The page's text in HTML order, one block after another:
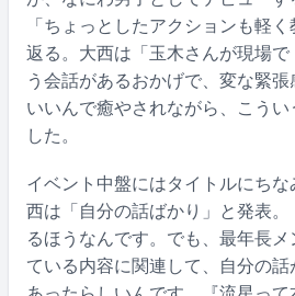
「ちょっとしたアクションも軽
返る。大西は「玉木さんが現場
う会話があるおかげで、変な緊
いいんで癒やされながら、こう
した。
イベント中盤にはタイトルにち
西は「自分の話ばかり」と発表
るほうなんです。でも、最年長
ている内容に関連して、自分の